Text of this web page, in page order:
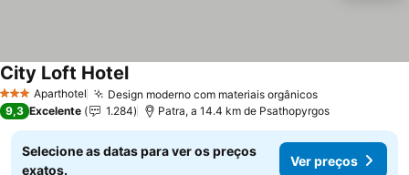
3 EstrelasAparthotel Design moderno com materiais orgânicosVer preços
City Loft HotelVer preços
9,3 Excelente 1.284 Patra, a 14.4 km de Psathopyrgos
Selecione as datas para ver os preços
exatos.
Ver preços